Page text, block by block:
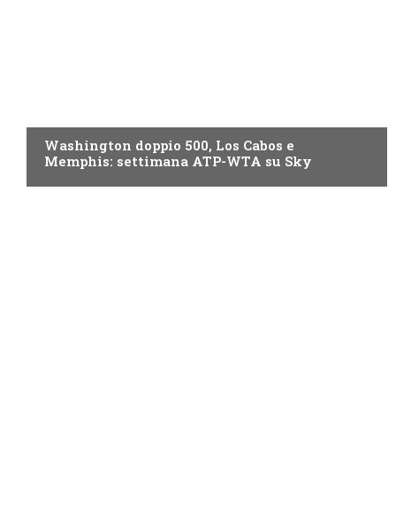
Washington doppio 500, Los Cabos e
Memphis: settimana ATP-WTA su Sky